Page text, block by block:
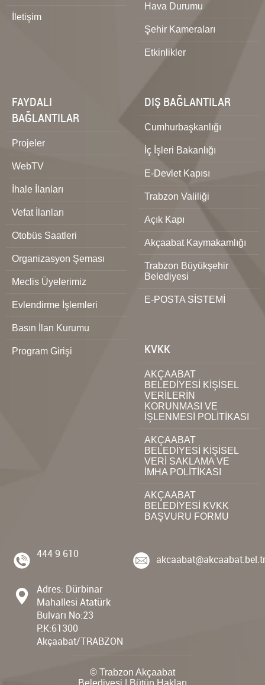
İletişim
Hava Durumu
Şehir Kameraları
Etkinlikler
FAYDALI
BAĞLANTILAR
Projeler
WebTV
İhale İlanları
Vefat İlanları
Otobüs Saatleri
Organizasyon Şeması
Meclis Üyelerimiz
Evlendirme İşlemleri
Basın İlan Kurumu
Program Girişi
DIŞ BAĞLANTILAR
Cumhurbaşkanlığı
İç İşleri Bakanlığı
E-Devlet Kapısı
Trabzon Valiliği
Açık Kapı
Akçaabat Kaymakamlığı
Trabzon Büyükşehir
Belediyesi
E-POSTA SİSTEMİ
KVKK
AKÇAABAT
BELEDİYESİ KİŞİSEL
VERİLERİN
KORUNMASI VE
İŞLENMESİ POLİTİKASI
AKÇAABAT
BELEDİYESİ KİŞİSEL
VERİ SAKLAMA VE
İMHA POLİTİKASI
AKÇAABAT
BELEDİYESİ KVKK
BAŞVURU FORMU
444 9 610
Adres: Dürbinar
Mahallesi Atatürk
Bulvarı No:23
P.K:61300
Akçaabat/TRABZON
© Trabzon Akçaabat
Belediyesi | Bütün Hakları